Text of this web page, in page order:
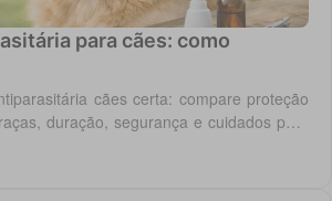
para cães: como
cães certa: compare proteção
duração, segurança e cuidados para